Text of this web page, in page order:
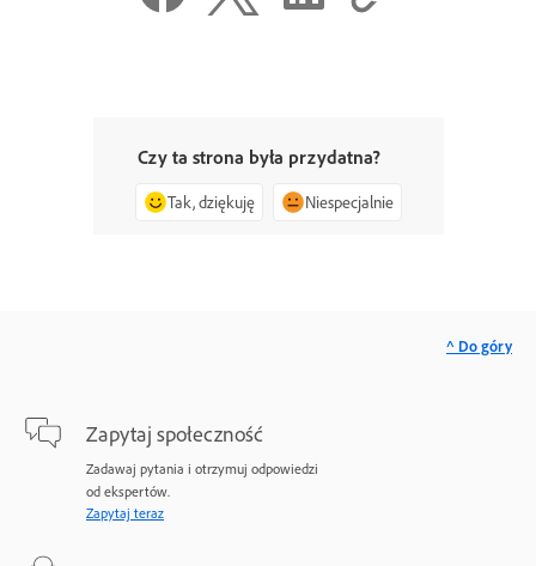
Czy ta strona była przydatna?
Tak, dziękuję Niespecjalnie
Zapytaj społeczność
Zadawaj pytania i otrzymuj odpowiedzi
od ekspertów.
Zapytaj teraz
^ Do góry